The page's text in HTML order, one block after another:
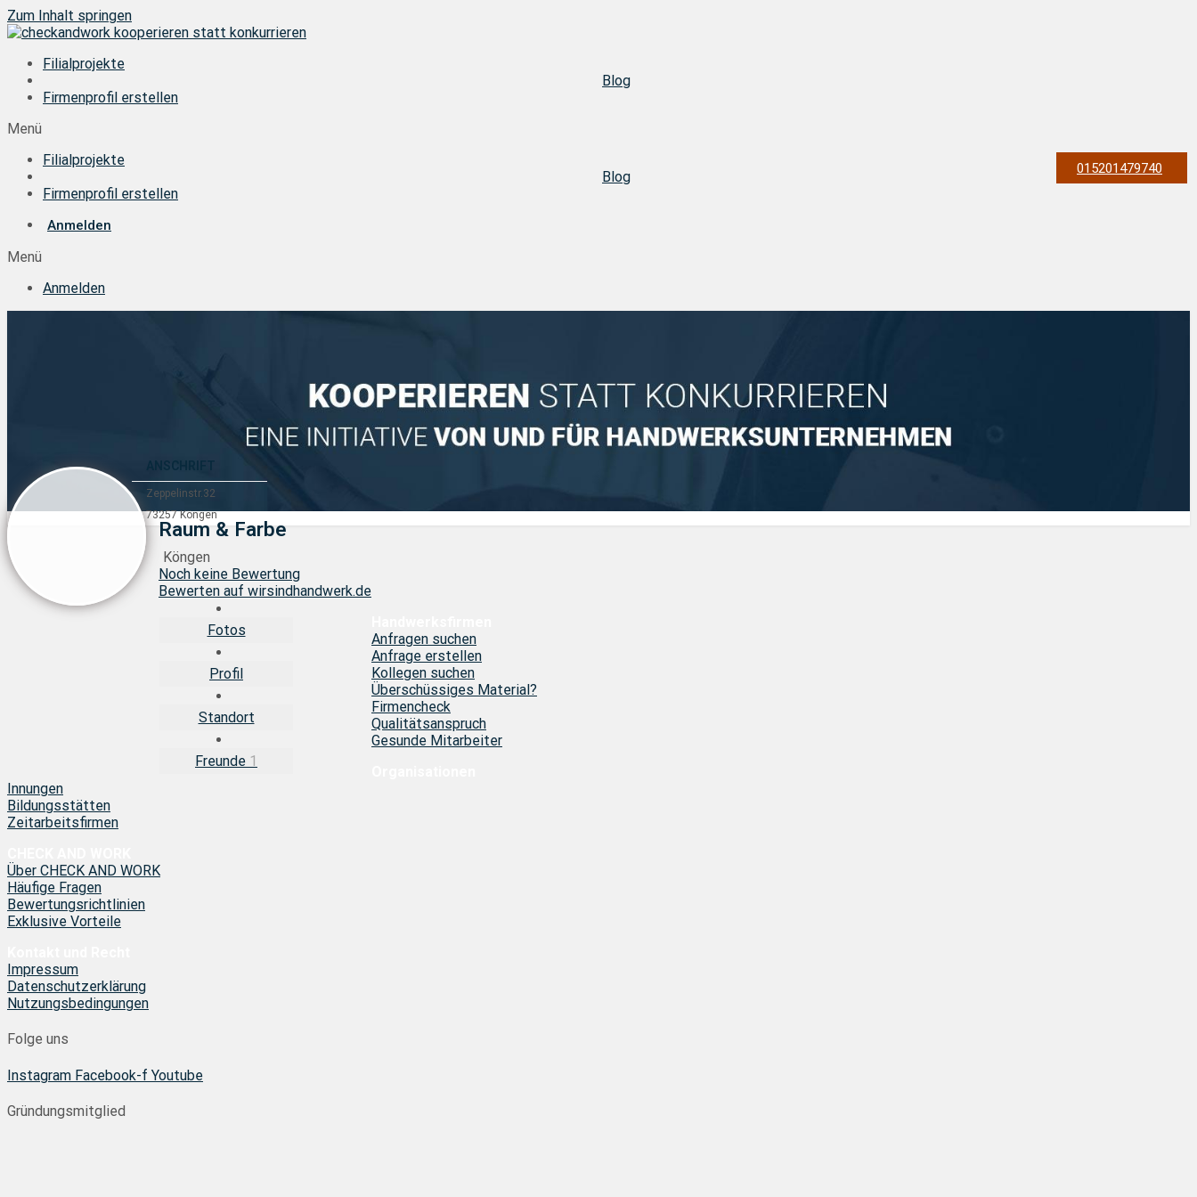
Zum Inhalt springen
Filialprojekte
Blog
Firmenprofil erstellen
Menü
Filialprojekte
Blog
Firmenprofil erstellen
Anmelden
Menü
Anmelden
Raum & Farbe
Köngen
Noch keine Bewertung
Bewerten auf wirsindhandwerk.de
015201479740
Fotos
Profil
Standort
Freunde 1
ANSCHRIFT
Zeppelinstr.32
73257 Köngen
Anfragen suchen
Anfrage erstellen
Kollegen suchen
Überschüssiges Material?
Firmencheck
Qualitätsanspruch
Gesunde Mitarbeiter
Innungen
Bildungsstätten
Zeitarbeitsfirmen
Über CHECK AND WORK
Häufige Fragen
Bewertungsrichtlinien
Exklusive Vorteile
Impressum
Datenschutzerklärung
Nutzungsbedingungen
Folge uns
Instagram Facebook-f Youtube
Gründungsmitglied